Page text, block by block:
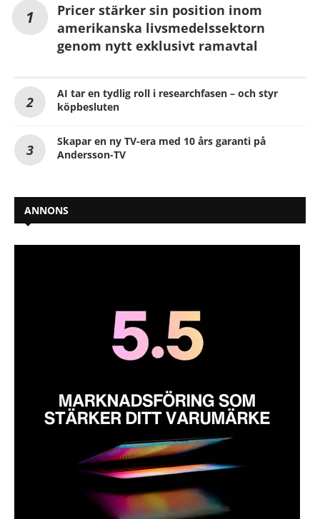
Pricer stärker sin position inom
amerikanska livsmedelssektorn
genom nytt exklusivt ramavtal
AI tar en tydlig roll i researchfasen – och styr
köpbesluten
Skapar en ny TV-era med 10 års garanti på
Andersson-TV
ANNONS